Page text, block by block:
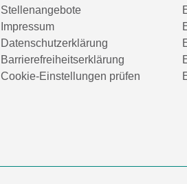
Stellenangebote
Impressum
Datenschutzerklärung
Barrierefreiheitserklärung
Cookie-Einstellungen prüfen